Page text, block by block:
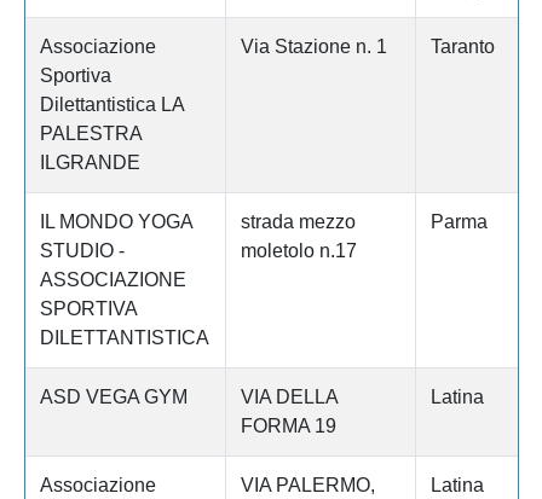
Associazione
Sportiva
Dilettantistica LA
PALESTRA
ILGRANDE
Via Stazione n. 1 Taranto
IL MONDO YOGA
STUDIO -
ASSOCIAZIONE
SPORTIVA
DILETTANTISTICA
strada mezzo
moletolo n.17
Parma
ASD VEGA GYM
VIA DELLA
FORMA 19
Latina
Associazione
VIA PALERMO,
Latina